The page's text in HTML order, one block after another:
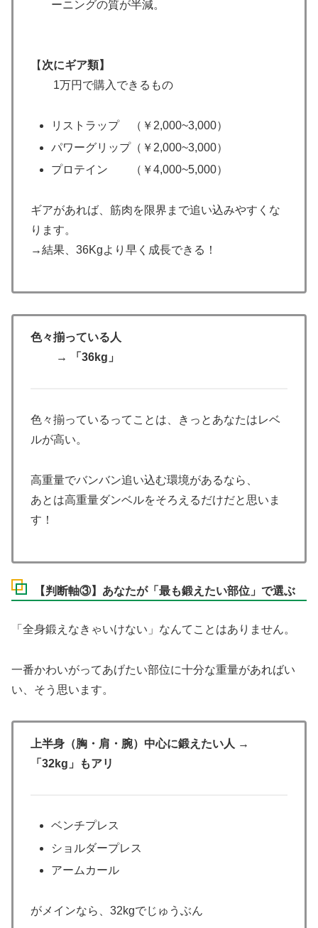
ーニングの質が半減。
【 次にギア類】
1万円で購入できるもの
リストラップ （￥2,000~3,000）
パワーグリップ（￥2,000~3,000）
プロテイン （￥4,000~5,000）
ギアがあれば、筋肉を限界まで追い込みやすくな
ります。
→結果、36Kgより早く成長できる！
色々揃っている人
→ 「36kg」
色々揃っているってことは、きっとあなたはレベ
ルが高い。
高重量でバンバン追い込む環境があるなら、
あとは高重量ダンベルをそろえるだけだと思いま
す！
【判断軸③】あなたが「最も鍛えたい部位」で選ぶ
「全身鍛えなきゃいけない」なんてことはありません。
一番かわいがってあげたい部位に十分な重量があればい
い、そう思います。
上半身（胸・肩・腕）中心に鍛えたい人 →
「32kg」もアリ
ベンチプレス
ショルダープレス
アームカール
がメインなら、32kgでじゅうぶん